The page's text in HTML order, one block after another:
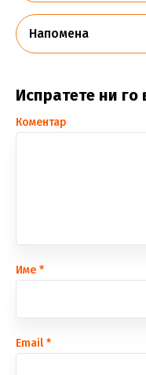
Напомена
Испратете ни
Коментар
Име *
Еmail *